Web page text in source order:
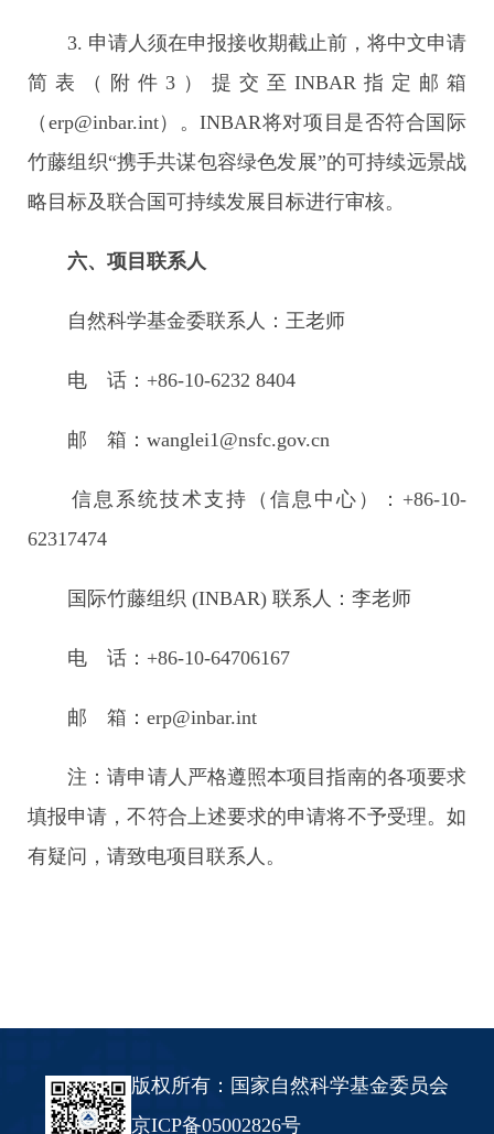
3. 申请人须在申报接收期截止前，将中文申请
简表（附件3）提交至INBAR指定邮箱
（erp@inbar.int）。INBAR将对项目是否符合国际
竹藤组织“携手共谋包容绿色发展”的可持续远景战
略目标及联合国可持续发展目标进行审核。
六、项目联系人
自然科学基金委联系人：王老师
电 话：+86-10-6232 8404
邮 箱：wanglei1@nsfc.gov.cn
信息系统技术支持（信息中心）：+86-10-
62317474
国际竹藤组织 (INBAR) 联系人：李老师
电 话：+86-10-64706167
邮 箱：erp@inbar.int
注：请申请人严格遵照本项目指南的各项要求
填报申请，不符合上述要求的申请将不予受理。如
有疑问，请致电项目联系人。
版权所有：国家自然科学基金委员会
京ICP备05002826号